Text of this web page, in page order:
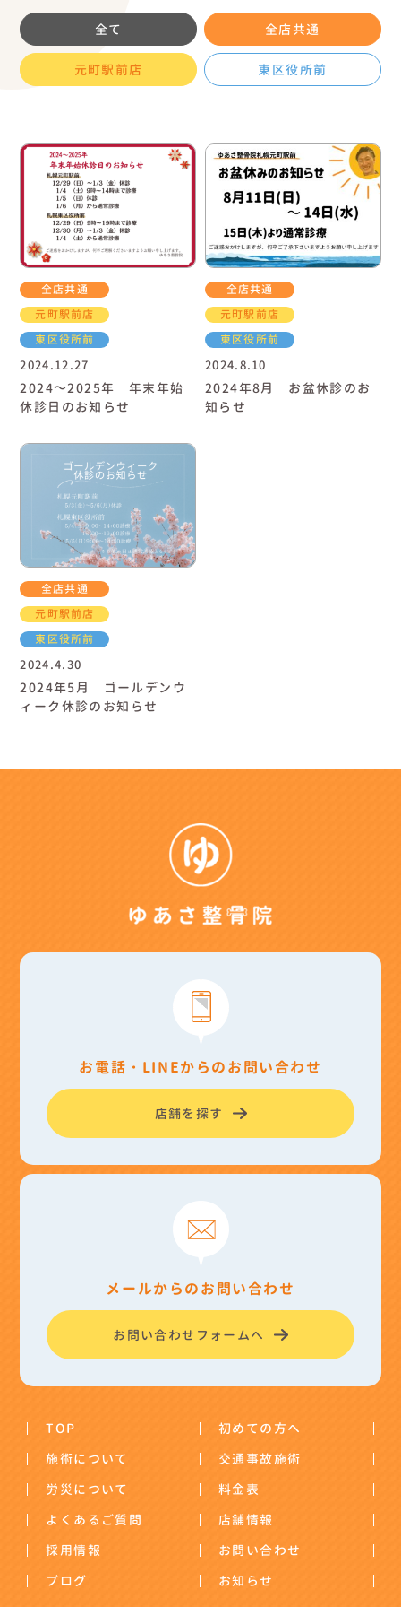
全て 全店共通
元町駅前店 東区役所前
全店共通
元町駅前店
東区役所前
2024.12.27
2024～2025年 年末年始
休診日のお知らせ
全店共通
元町駅前店
東区役所前
2024.8.10
2024年8月 お盆休診のお
知らせ
全店共通
元町駅前店
東区役所前
2024.4.30
2024年5月 ゴールデンウ
ィーク休診のお知らせ
お電話・LINEからのお問い合わせ
店舗を探す
メールからのお問い合わせ
お問い合わせフォームへ
TOP
初めての方へ
施術について
交通事故施術
労災について
料金表
よくあるご質問
店舗情報
採用情報
お問い合わせ
ブログ
お知らせ